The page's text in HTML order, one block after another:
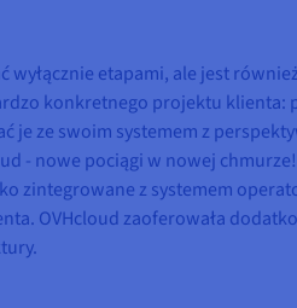
etapami, ale jest
konkretnego projektu
ze swoim systemem z
- nowe pociągi w nowej
zintegrowane z systemem
OVHcloud zaoferowała